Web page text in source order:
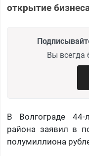
открытие
Вы всегда
В Волгограде 44-
района заявил в
полумиллиона